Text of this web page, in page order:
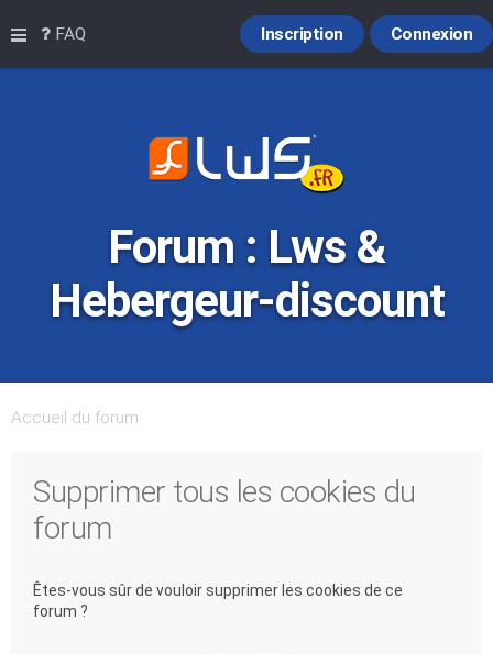
Raccourcis
FAQ Connexion
Inscription
Forum : Lws &
Hebergeur-discount
Accueil du forum
Supprimer tous les cookies du
forum
Êtes-vous sûr de vouloir supprimer les cookies de ce
forum ?